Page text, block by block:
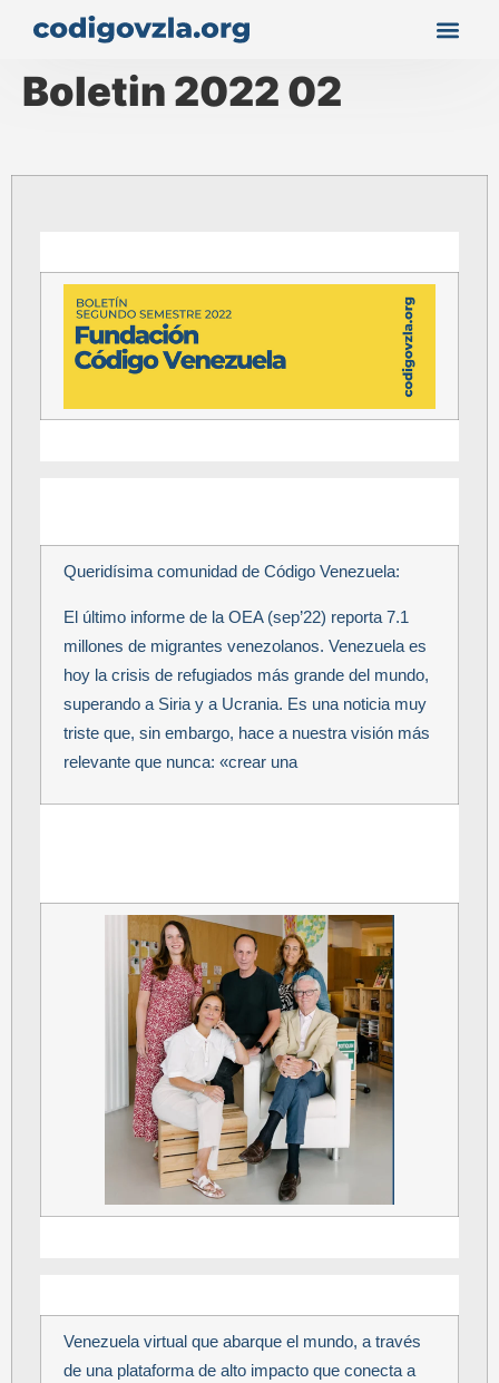
Boletin 2022 02
Queridísima comunidad de Código Venezuela:
El último informe de la OEA (sep’22) reporta 7.1
millones de migrantes venezolanos. Venezuela es
hoy la crisis de refugiados más grande del mundo,
superando a Siria y a Ucrania. Es una noticia muy
triste que, sin embargo, hace a nuestra visión más
relevante que nunca: «crear una
Venezuela virtual que abarque el mundo, a través
de una plataforma de alto impacto que conecta a